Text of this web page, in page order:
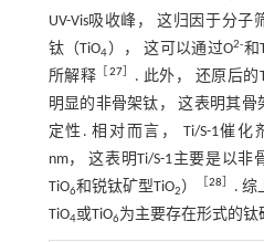
UV-Vis吸收峰， 这归因于分子
钛（TiO4）， 这可以通过O2-和
所解释
27］ . 此外， 还原后的
明显的非骨架钛， 这表明其
定性. 相对而言， Ti/S-1催化
nm， 这表明Ti/S-1主要是以
TiO6和锐钛矿型TiO2） 28
. 综
TiO4或TiO6为主要存在形式的钛